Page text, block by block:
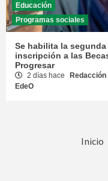
Educación
Programas sociales
Se habilita la segunda
inscripción a las
Progresar
2 días hace
Redacción
EdeO
Inicio